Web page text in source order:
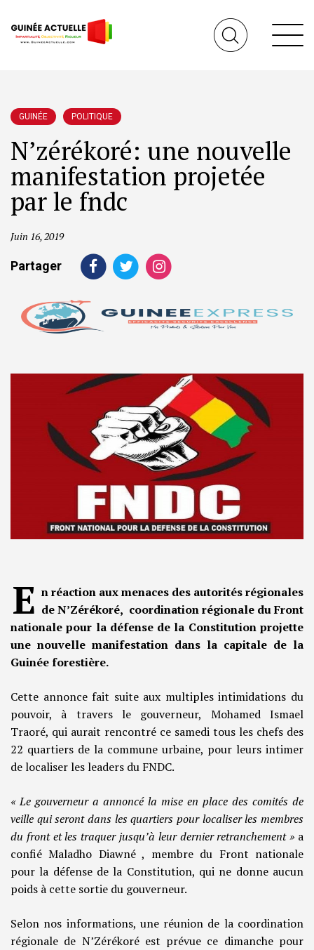
GUINÉE POLITIQUE
N’zérékoré: une nouvelle
manifestation projetée
par le fndc
Juin 16, 2019
Partager
E n réaction aux menaces des autorités régionales
de N’Zérékoré, coordination régionale du Front
nationale pour la défense de la Constitution projette
une nouvelle manifestation dans la capitale de la
Guinée forestière.
Cette annonce fait suite aux multiples intimidations du
pouvoir, à travers le gouverneur, Mohamed Ismael
Traoré, qui aurait rencontré ce samedi tous les chefs des
22 quartiers de la commune urbaine, pour leurs intimer
de localiser les leaders du FNDC.
« Le gouverneur a annoncé la mise en place des comités de
veille qui seront dans les quartiers pour localiser les membres
du front et les traquer jusqu’à leur dernier retranchement » a
confié Maladho Diawné , membre du Front nationale
pour la défense de la Constitution, qui ne donne aucun
poids à cette sortie du gouverneur.
Selon nos informations, une réunion de la coordination
régionale de N’Zérékoré est prévue ce dimanche pour